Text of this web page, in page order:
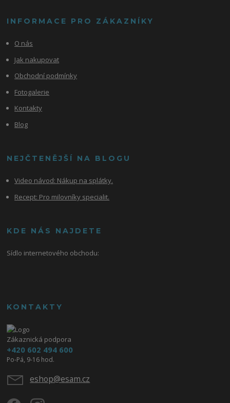
INFORMACE PRO ZÁKAZNÍKY
O nás
Jak nakupovat
Obchodní podmínky
Fotogalerie
Kontakty
Blog
NEJČTENĚJŠÍ NA BLOGU
Video návod: Nákup na splátky.
Recept: Pro milovníky specialit.
KDE NÁS NAJDETE
Sídlo internetového obchodu:
KONTAKTY
Zákaznická podpora
+420 602 494 600
Po-Pá, 9-16 hod.
eshop@esam.cz